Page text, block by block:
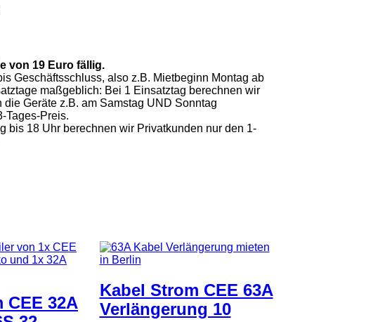
von 19 Euro fällig.
Geschäftsschluss, also z.B. Mietbeginn Montag ab
maßgeblich: Bei 1 Einsatztag berechnen wir
Geräte z.B. am Samstag UND Sonntag
Tages-Preis.
bis 18 Uhr berechnen wir Privatkunden nur den 1-
CEE 32A
Kabel Strom CEE 63A
Verlängerung 10